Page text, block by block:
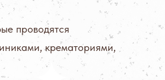
проводятся
крематориями,